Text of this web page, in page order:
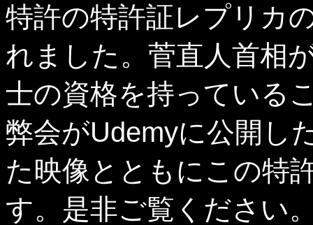
特許の特許証レプリカ
れました。菅直人首相
士の資格を持っている
弊会がUdemyに公開し
た映像とともにこの特
す。是非ご覧ください